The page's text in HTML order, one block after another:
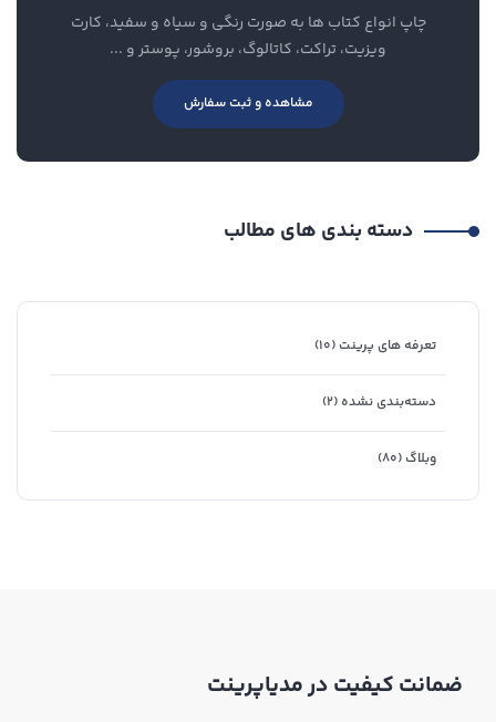
چاپ انواع کتاب ها به صورت رنگی و سیاه و سفید، کارت
ویزیت، تراکت، کاتالوگ، بروشور، پوستر و ...
مشاهده و ثبت سفارش
دسته بندی های مطالب
تعرفه های پرینت (۱۰)
دسته‌بندی نشده (۲)
وبلاگ (۸۰)
ضمانت کیفیت در مدیاپرینت